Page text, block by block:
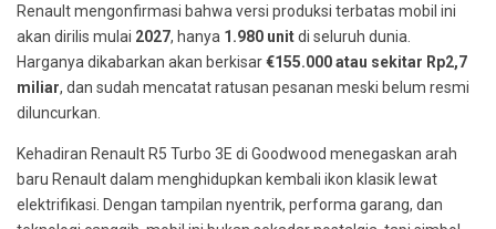
Renault mengonfirmasi bahwa versi produksi terbatas mobil ini
akan dirilis mulai 2027, hanya 1.980 unitdi seluruh dunia.
Harganya dikabarkan akan berkisar€155.000 atau sekitar Rp2,7
miliar, dan sudah mencatat ratusan pesanan meski belum resmi
diluncurkan.
Kehadiran Renault R5 Turbo 3E di Goodwood menegaskan arah
baru Renault dalam menghidupkan kembali ikon klasik lewat
elektrifikasi. Dengan tampilan nyentrik, performa garang, dan